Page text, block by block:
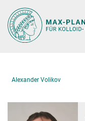
Hauptinhalt
Alexander Volikov